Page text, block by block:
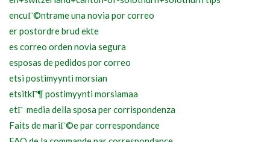
encuГ©ntrame una novia por correo
er postordre brud ekte
es correo orden novia segura
esposas de pedidos por correo
etsi postimyynti morsian
etsitkГ¶ postimyynti morsiamaa
etГ media della sposa per corrispondenza
Faits de mariГ©e par correspondance